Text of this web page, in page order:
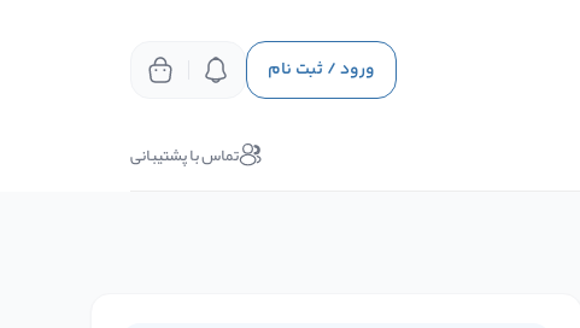
ورود / ثبت نام
تماس با پشتیبانی